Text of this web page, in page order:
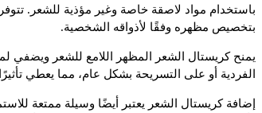
باستخدام مواد لاصقة خاصة وغير مؤذية للشعر.
بتخصيص مظهره وفقًا لأذواقه الشخصية.
يمنح كريستال الشعر المظهر اللامع للشعر
الفردية أو على التسريحة بشكل عام، مما يعطي
إضافة كريستال الشعر يعتبر أيضًا وسيلة ممتعة